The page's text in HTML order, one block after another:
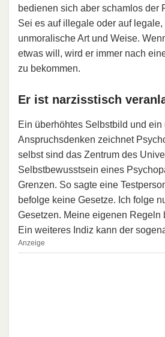
bedienen sich aber schamlos der
Sei es auf illegale oder auf legale,
unmoralische Art und Weise.
etwas will, wird er immer nach
zu bekommen.
Er ist narzisstisch
Ein überhöhtes Selbstbild und
Anspruchsdenken zeichnet
selbst sind das Zentrum des
Selbstbewusstsein eines
Grenzen. So sagte eine
befolge keine Gesetze. Ich folge
Gesetzen. Meine eigenen Regeln
Ein weiteres Indiz kann der
Anzeige